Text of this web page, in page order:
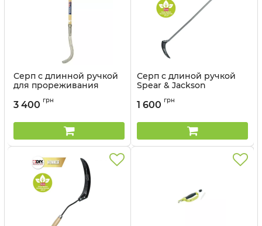
Серп с длинной ручкой
для прореживания
Артикул: SJ2100615
3 400 грн
Серп с длиной ручкой
Spear & Jackson
1 600 грн